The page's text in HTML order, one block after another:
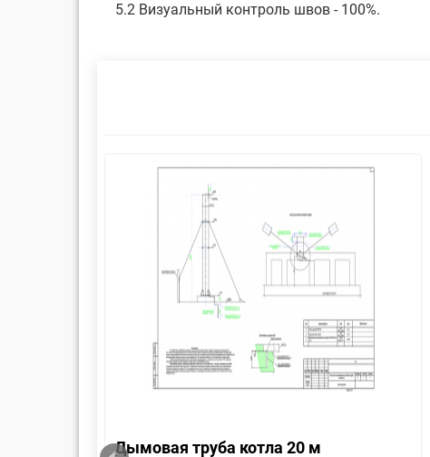
5.2 Визуальный контроль швов - 100%.
Дымовая труба котла 20 м